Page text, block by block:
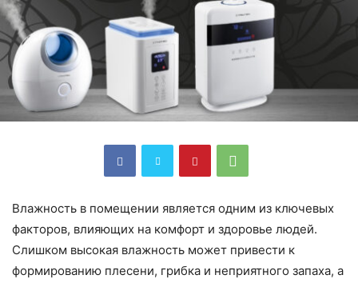
Влажность в помещении является одним из ключевых
факторов, влияющих на комфорт и здоровье людей.
Слишком высокая влажность может привести к
формированию плесени, грибка и неприятного запаха, а